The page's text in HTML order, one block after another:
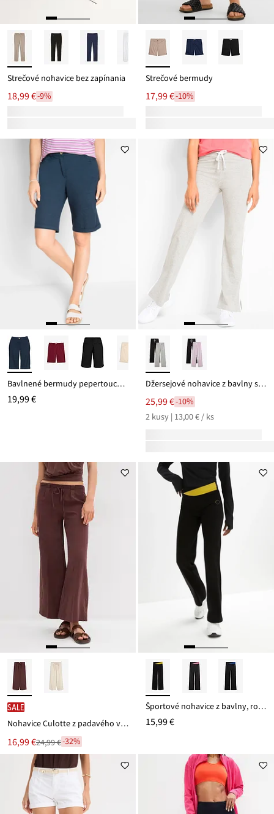
Strečové nohavice bez zapínania
18,99 €-9%
Strečové bermudy
17,99 €-10%
Bavlnené bermudy pepertouch z bavlneného mixu
19,99 €
Džersejové nohavice z bavlny so strečom (2 ks)
25,99 €-10%
2 kusy | 13,00 € / ks
SALE
Nohavice Culotte z padavého viskózového mixu
Nová
cena
16,99 €
Zľava
24,99 €
24,99 €-32%
Športové nohavice z bavlny, rozšírené
15,99 €